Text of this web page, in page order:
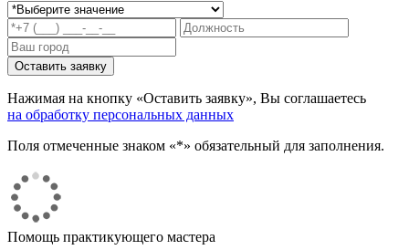
Нажимая на кнопку «Оставить заявку», Вы соглашаетесь
на обработку персональных данных
Поля отмеченные знаком «*» обязательный для заполнения.
Помощь практикующего мастера